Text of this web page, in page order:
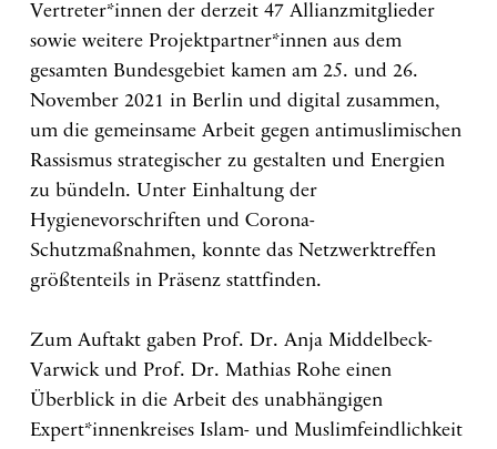
Vertreter*innen der derzeit 47 Allianzmitglieder
sowie weitere Projektpartner*innen aus dem
gesamten Bundesgebiet kamen am 25. und 26.
November 2021 in Berlin und digital zusammen,
um die gemeinsame Arbeit gegen antimuslimischen
Rassismus strategischer zu gestalten und Energien
zu bündeln. Unter Einhaltung der
Hygienevorschriften und Corona-
Schutzmaßnahmen, konnte das Netzwerktreffen
größtenteils in Präsenz stattfinden.
Zum Auftakt gaben Prof. Dr. Anja Middelbeck-
Varwick und Prof. Dr. Mathias Rohe einen
Überblick in die Arbeit des unabhängigen
Expert*innenkreises Islam- und Muslimfeindlichkeit